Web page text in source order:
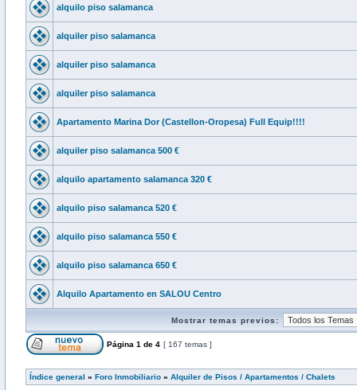
alquilo piso salamanca
alquiler piso salamanca
alquiler piso salamanca
alquiler piso salamanca
Apartamento Marina Dor (Castellon-Oropesa) Full Equip!!!!
alquiler piso salamanca 500 €
alquilo apartamento salamanca 320 €
alquilo piso salamanca 520 €
alquilo piso salamanca 550 €
alquilo piso salamanca 650 €
Alquilo Apartamento en SALOU Centro
Mostrar temas previos:
Página 1 de 4 [ 167 temas ]
Índice general » Foro Inmobiliario » Alquiler de Pisos / Apartamentos / Chalets